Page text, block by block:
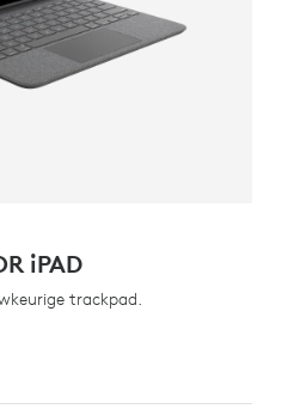
iPAD
trackpad.